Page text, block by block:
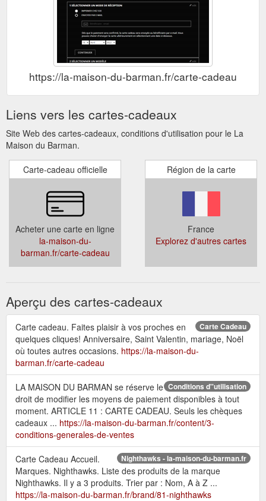
https://la-maison-du-barman.fr/carte-cadeau
Liens vers les cartes-cadeaux
Site Web des cartes-cadeaux, conditions d'utilisation pour le La
Maison du Barman.
Carte-cadeau officielle
Acheter une carte en ligne
la-maison-du-
barman.fr/carte-cadeau
Région de la carte
France
Explorez d'autres cartes
Aperçu des cartes-cadeaux
Carte Cadeau
Carte cadeau. Faites plaisir à vos proches en
quelques cliques! Anniversaire, Saint Valentin, mariage, Noël
où toutes autres occasions. https://la-maison-du-
barman.fr/carte-cadeau
Conditions d''utilisation
LA MAISON DU BARMAN se réserve le
droit de modifier les moyens de paiement disponibles à tout
moment. ARTICLE 11 : CARTE CADEAU. Seuls les chèques
cadeaux ... https://la-maison-du-barman.fr/content/3-
conditions-generales-de-ventes
Nighthawks - la-maison-du-barman.fr
Carte Cadeau Accueil.
Marques. Nighthawks. Liste des produits de la marque
Nighthawks. Il y a 3 produits. Trier par : Nom, A à Z ...
https://la-maison-du-barman.fr/brand/81-nighthawks